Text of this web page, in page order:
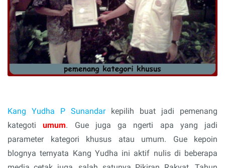
Kang Yudha P Sunandarkepilih buat jadi pemenang
kategotiumum. Gue juga ga ngerti apa yang jadi
parameter kategori khusus atau umum. Gue kepoin
blognya ternyata Kang Yudha ini aktif nulis di beberapa